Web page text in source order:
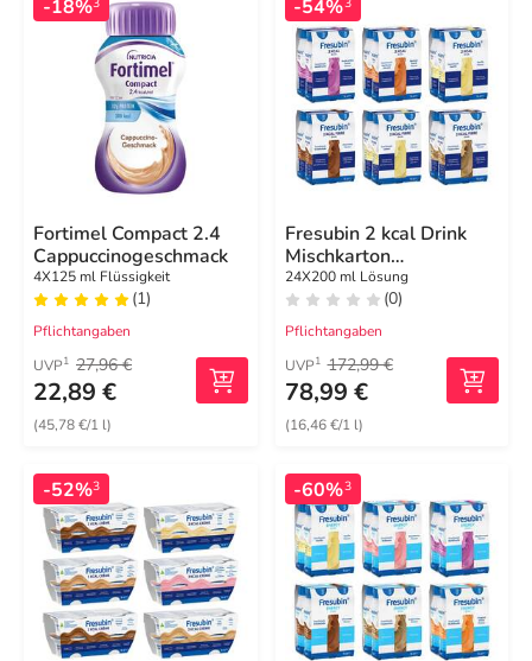
-18%
Fortimel Compact 2.4
Cappuccinogeschmack
4X125 ml Flüssigkeit
(1)
Pflichtangaben
UVP1 27,96 €
22,89 €
(45,78 €/1 l)
-54%
Fresubin 2 kcal Drink
Mischkarton
Trinkflasche
24X200 ml Lösung
(0)
Pflichtangaben
UVP1 172,99 €
78,99 €
(16,46 €/1 l)
-52%3 -60%3